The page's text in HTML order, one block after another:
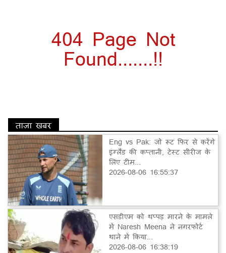
404 Page Not
Found.......!!
ताज़ा खबर
Eng vs Pak: जो रूट फिर से करेंगे
इंग्लैंड की कप्तानी, टेस्ट सीरीज के
लिए टीम...
2026-08-06 16:55:37
एसडीएम को थप्पड़ मारने के मामले
में Naresh Meena ने नगरफोर्ट
थाने में किया...
2026-08-06 16:38:19